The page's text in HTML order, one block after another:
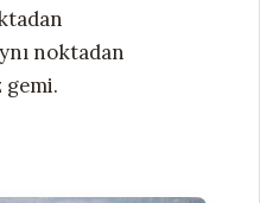
noktadan
gemi.